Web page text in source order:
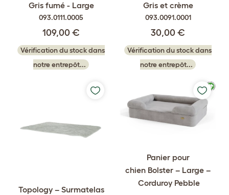
Gris fumé - Large
093.0111.0005
109,00 €
Vérification du stock dans
notre entrepôt...
Gris et crème
093.0091.0001
30,00 €
Vérification du stock dans
notre entrepôt...
Topology – Surmatelas
Panier pour
chien Bolster – Large –
Corduroy Pebble